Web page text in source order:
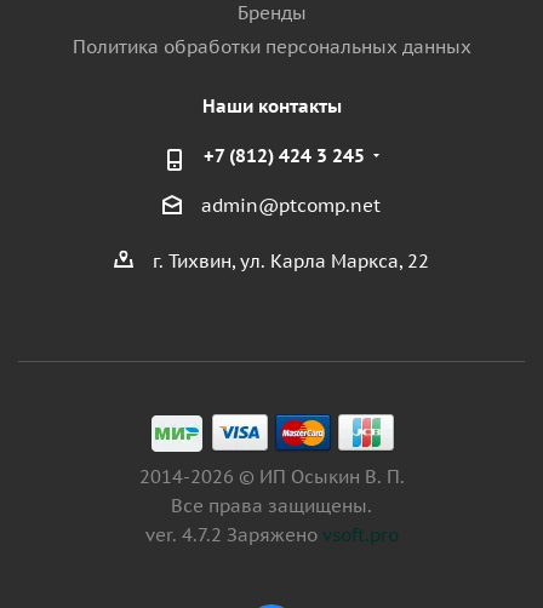
Бренды
Политика обработки персональных данных
Наши контакты
+7 (812) 424 3 245
admin@ptcomp.net
г. Тихвин, ул. Карла Маркса, 22
2014-2026 © ИП Осыкин В. П.
Все права защищены.
ver. 4.7.2 Заряжено vsoft.pro